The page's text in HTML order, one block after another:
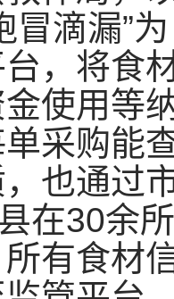
冒滴漏”
，将食
使用等
采购能
也通过
在30余
有食材